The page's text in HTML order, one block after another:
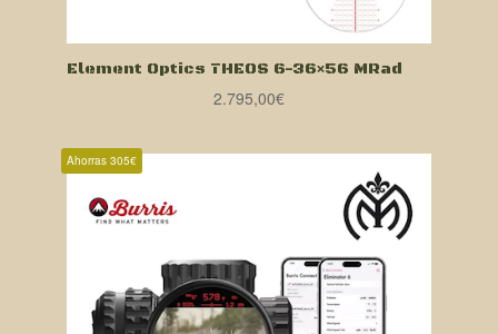
Element Optics THEOS 6-36×56 MRad
2.795,00€
Ahorras 305€